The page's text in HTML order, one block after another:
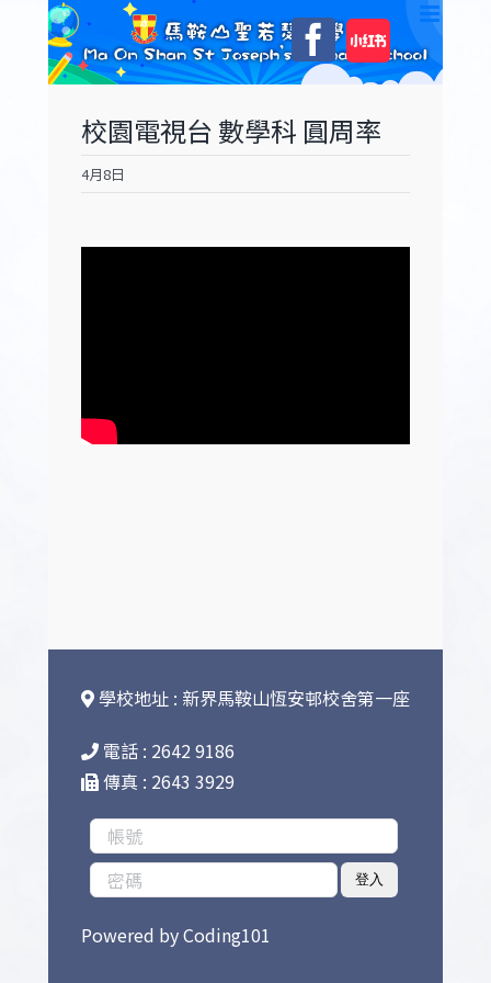
content
Facebook
自
訂
校園電視台 數學科 圓周率
4月8日
學校地址 : 新界馬鞍山恆安邨校舍第一座
電話 : 2642 9186
傳真 : 2643 3929
登入
Powered byCoding101